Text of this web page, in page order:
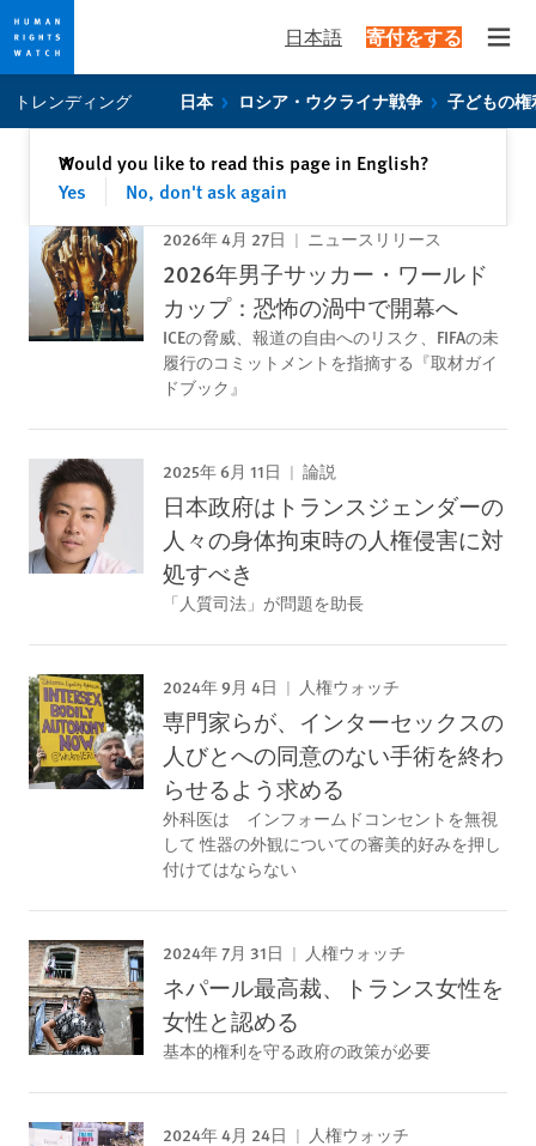
privacy
content
日本語 寄付をする
トレンディング 日本 ロシア・ウクライナ戦争 子どもの権
Would you like to read this page in English?
Yes
No, don't ask again
✕閉じる
2026年 4月 27日 ニュースリリース
2026年男子サッカー・ワールド
カップ：恐怖の渦中で開幕へ
ICEの脅威、報道の自由へのリスク、FIFAの未
履行のコミットメントを指摘する『取材ガイ
ドブック』
2025年 6月 11日 論説
日本政府はトランスジェンダーの
人々の身体拘束時の人権侵害に対
処すべき
「人質司法」が問題を助長
2024年 9月 4日 人権ウォッチ
専門家らが、インターセックスの
人びとへの同意のない手術を終わ
らせるよう求める
外科医は インフォームドコンセントを無視
して 性器の外観についての審美的好みを押し
付けてはならない
2024年 7月 31日 人権ウォッチ
ネパール最高裁、トランス女性を
女性と認める
基本的権利を守る政府の政策が必要
2024年 4月 24日 人権ウォッチ